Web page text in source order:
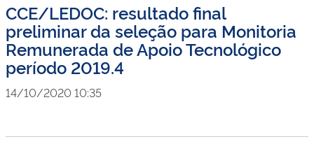
CCE/LEDOC: resultado final
preliminar da seleção para Monitoria
Remunerada de Apoio Tecnológico
período 2019.4
14/10/2020 10:35